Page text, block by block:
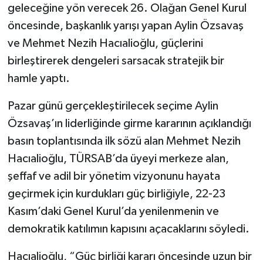
geleceğine yön verecek 26. Olağan Genel Kurul
öncesinde, başkanlık yarışı yapan Aylin Özsavaş
ve Mehmet Nezih Hacıalioğlu, güçlerini
birleştirerek dengeleri sarsacak stratejik bir
hamle yaptı.
Pazar günü gerçekleştirilecek seçime Aylin
Özsavaş’ın liderliğinde girme kararının açıklandığı
basın toplantısında ilk sözü alan Mehmet Nezih
Hacıalioğlu, TÜRSAB’da üyeyi merkeze alan,
şeffaf ve adil bir yönetim vizyonunu hayata
geçirmek için kurdukları güç birliğiyle, 22-23
Kasım’daki Genel Kurul’da yenilenmenin ve
demokratik katılımın kapısını açacaklarını söyledi.
Hacıalioğlu, “Güç birliği kararı öncesinde uzun bir